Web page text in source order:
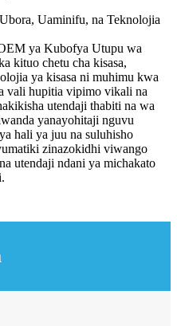
Uaminifu, na Teknolojia
ya Kubofya Utupu wa
kituo chetu cha kisasa,
ya kisasa ni muhimu kwa
vali hupitia vipimo vikali na
utendaji thabiti na wa
yanayohitaji nguvu
hali ya juu na suluhisho
zinazokidhi viwango
utendaji ndani ya michakato